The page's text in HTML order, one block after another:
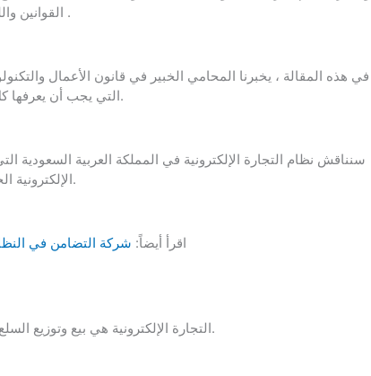
القوانين واللوائح والقيود التي تم فرضها على التجارة الإلكترونية .
في هذه المقالة ، يخبرنا المحامي الخبير في قانون الأعمال
التي يجب أن يعرفها كل رائد أعمال لديه أو يفكر في امتلاك تجارة إلكترونية.
الإلكترونية الخاص بك إذا لم يتم الاعتراف بها في الوقت المناسب.
اقرأ أيضاً: شركة التضامن في
التجارة الإلكترونية هي بيع وتوزيع السلع والخدمات عبر الإنترنت أو شبكات الكمبيوتر الأخرى.